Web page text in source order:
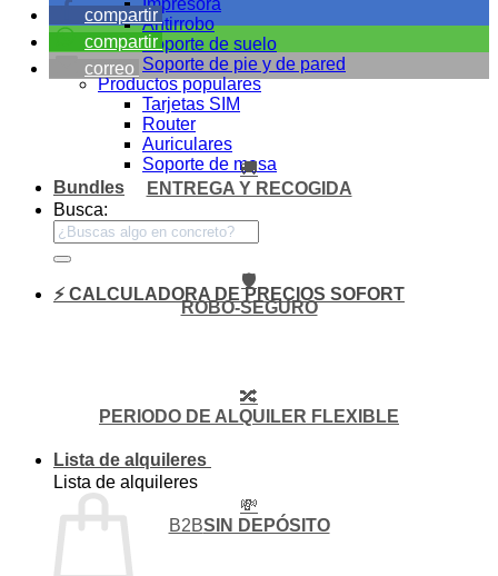
Impresora
Antirrobo
Soporte de suelo
Soporte de pie y de pared
Productos populares
Tarjetas SIM
Router
Auriculares
Soporte de mesa
Bundles
Busca:
⚡ CALCULADORA DE PRECIOS SOFORT
Lista de alquileres
Lista de alquileres
compartir
compartir
correo
🚚
ENTREGA Y RECOGIDA
🛡️
ROBO-SEGURO
🔀
PERIODO DE ALQUILER FLEXIBLE
💸
B2BSIN DEPÓSITO